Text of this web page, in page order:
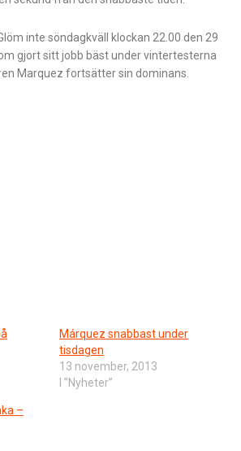
inte söndagkväll klockan 22.00 den 29
gjort sitt jobb bäst under vintertesterna
Marquez fortsätter sin dominans.
Márquez snabbast under
tisdagen
13 november, 2013
I ”Nyheter”
–